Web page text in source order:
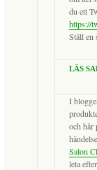
du ett
https://
Ställ en
LÄS
I
och hår
Salon
leta